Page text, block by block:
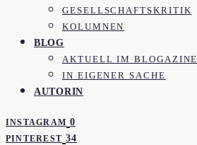
GESELLSCHAFTSKRITIK
KOLUMNEN
BLOG
AKTUELL IM BLOGAZINE
IN EIGENER SACHE
AUTORIN
INSTAGRAM 0
PINTEREST 34